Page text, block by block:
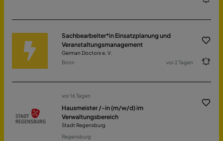
Sachbearbeiter*in Einsatzplanung und
Veranstaltungsmanagement
German Doctors e. V.
Bonn
vor 2 Tagen
vor 16 Tagen
Hausmeister /-in (m/w/d) im
Verwaltungsbereich
Stadt Regensburg
Regensburg